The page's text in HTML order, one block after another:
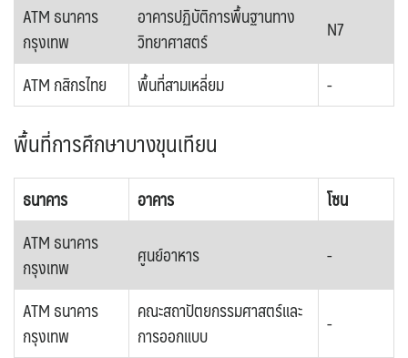
ATM ธนาคาร
กรุงเทพ
อาคารปฏิบัติการพื้นฐานทาง
วิทยาศาสตร์
N7
ATM กสิกรไทย
พื้นที่สามเหลี่ยม -
พื้นที่การศึกษาบางขุนเทียน
ธนาคาร อาคาร
โซน
ATM ธนาคาร
กรุงเทพ
ศูนย์อาหาร
-
ATM ธนาคาร
กรุงเทพ
คณะสถาปัตยกรรมศาสตร์และ
การออกแบบ
-